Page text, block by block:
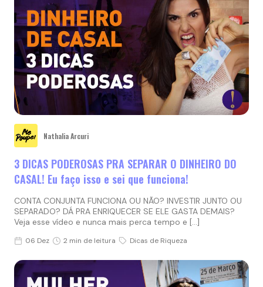
Nathalia Arcuri
3 DICAS PODEROSAS PRA SEPARAR O DINHEIRO DO
CASAL! Eu faço isso e sei que funciona!
CONTA CONJUNTA FUNCIONA OU NÃO? INVESTIR JUNTO OU
SEPARADO? DÁ PRA ENRIQUECER SE ELE GASTA DEMAIS?
Veja esse vídeo e nunca mais perca tempo e […]
06 Dez 2 min de leitura Dicas de Riqueza